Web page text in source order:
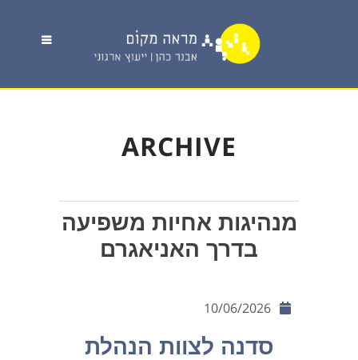
ARCHIVE
מנהיגות אחיות משפיעה
בדרך האניאגרם
10/06/2026
סדנה לצוות הנהלת